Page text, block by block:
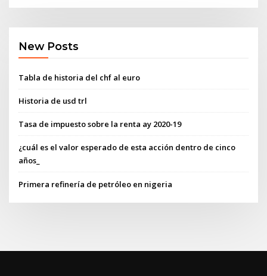
New Posts
Tabla de historia del chf al euro
Historia de usd trl
Tasa de impuesto sobre la renta ay 2020-19
¿cuál es el valor esperado de esta acción dentro de cinco
años_
Primera refinería de petróleo en nigeria